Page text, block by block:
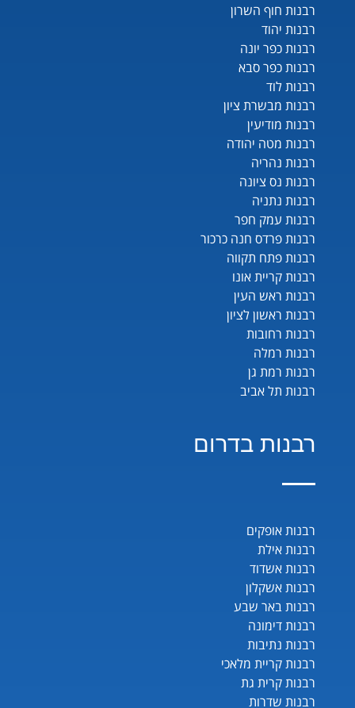
רבנות חוף השרון
רבנות יהוד
רבנות כפר יונה
רבנות כפר סבא
רבנות לוד
רבנות מבשרת ציון
רבנות מודיעין
רבנות מטה יהודה
רבנות נהריה
רבנות נס ציונה
רבנות נתניה
רבנות עמק חפר
רבנות פרדס חנה כרכור
רבנות פתח תקווה
רבנות קריית אונו
רבנות ראש העין
רבנות ראשון לציון
רבנות רחובות
רבנות רמלה
רבנות רמת גן
רבנות תל אביב
רבנות בדרום
רבנות אופקים
רבנות אילת
רבנות אשדוד
רבנות אשקלון
רבנות באר שבע
רבנות דימונה
רבנות נתיבות
רבנות קריית מלאכי
רבנות קרית גת
רבנות שדרות